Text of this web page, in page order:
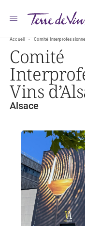
Accueil Comité
Comité
Vins
Alsace